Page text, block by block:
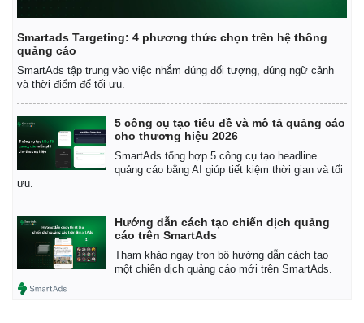
Infographic
Smartads Targeting: 4 phương thức chọn trên hệ thống
quảng cáo
SmartAds tập trung vào việc nhắm đúng đối tượng, đúng ngữ cảnh
và thời điểm để tối ưu.
5 công cụ tạo tiêu đề và mô tả quảng cáo
cho thương hiệu 2026
SmartAds tổng hợp 5 công cụ tạo headline
quảng cáo bằng AI giúp tiết kiệm thời gian và tối
ưu.
Hướng dẫn cách tạo chiến dịch quảng
cáo trên SmartAds
Tham khảo ngay trọn bộ hướng dẫn cách tạo
một chiến dịch quảng cáo mới trên SmartAds.